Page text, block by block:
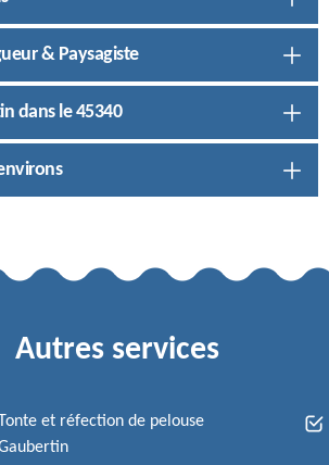
& Paysagiste
dans le 45340
Autres services
Tonte et réfection de pelouse